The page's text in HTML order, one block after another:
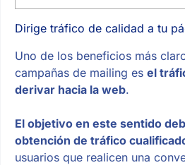
Dirige tráfico de calidad a tu
Uno de los beneficios más
campañas de mailing es el
derivar hacia la web.
El objetivo en este sentido
obtención de tráfico
usuarios que realicen una